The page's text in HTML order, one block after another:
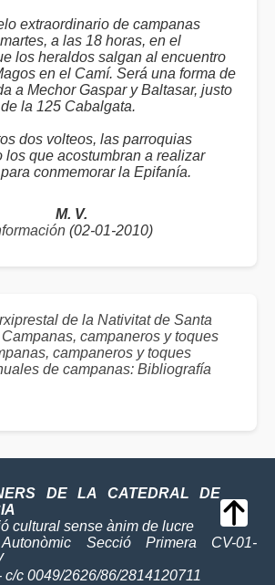
extraordinario de campanas
a las 18 horas, en el
los heraldos salgan al encuentro
en el Camí. Será una forma de
a Mechor Gaspar y Baltasar, justo
la 125 Cabalgata.
dos volteos, las parroquias
los que acostumbran a realizar
conmemorar la Epifanía.
M. V.
(02-01-2010)
de la Nativitat de Santa
campaneros y toques
campaneros y toques
de campanas: Bibliografía
DE LA CATEDRAL DE
cultural sense ànim de lucre
Secció Primera CV-01-
c/c 0049/2626/86/2814120711